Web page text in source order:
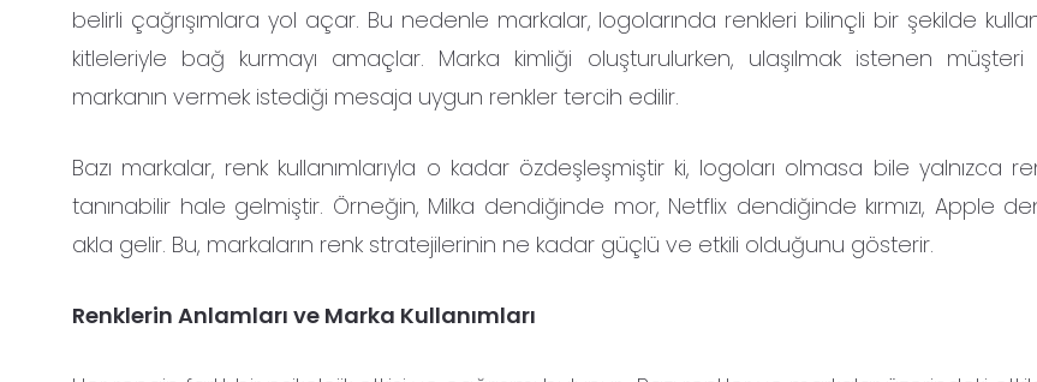
belirli çağrışımlara yol açar. Bu nedenle markalar, logolarında renkleri bilinçli bir şekilde
kitleleriyle bağ kurmayı amaçlar. Marka kimliği oluşturulurken, ulaşılmak istenen
markanın vermek istediği mesaja uygun renkler tercih edilir.
Bazı markalar, renk kullanımlarıyla o kadar özdeşleşmiştir ki, logoları olmasa bile yalnızca
tanınabilir hale gelmiştir. Örneğin, Milka dendiğinde mor, Netflix dendiğinde kırmızı, Apple
akla gelir. Bu, markaların renk stratejilerinin ne kadar güçlü ve etkili olduğunu gösterir.
Renklerin Anlamları ve Marka Kullanımları